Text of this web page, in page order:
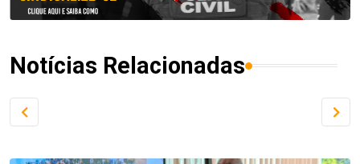
Notícias Relacionadas